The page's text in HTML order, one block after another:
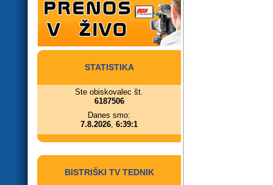
STATISTIKA
Ste obiskovalec št.
6187506
Danes smo:
7.8.2026, 6:39:1
BISTRIŠKI TV TEDNIK